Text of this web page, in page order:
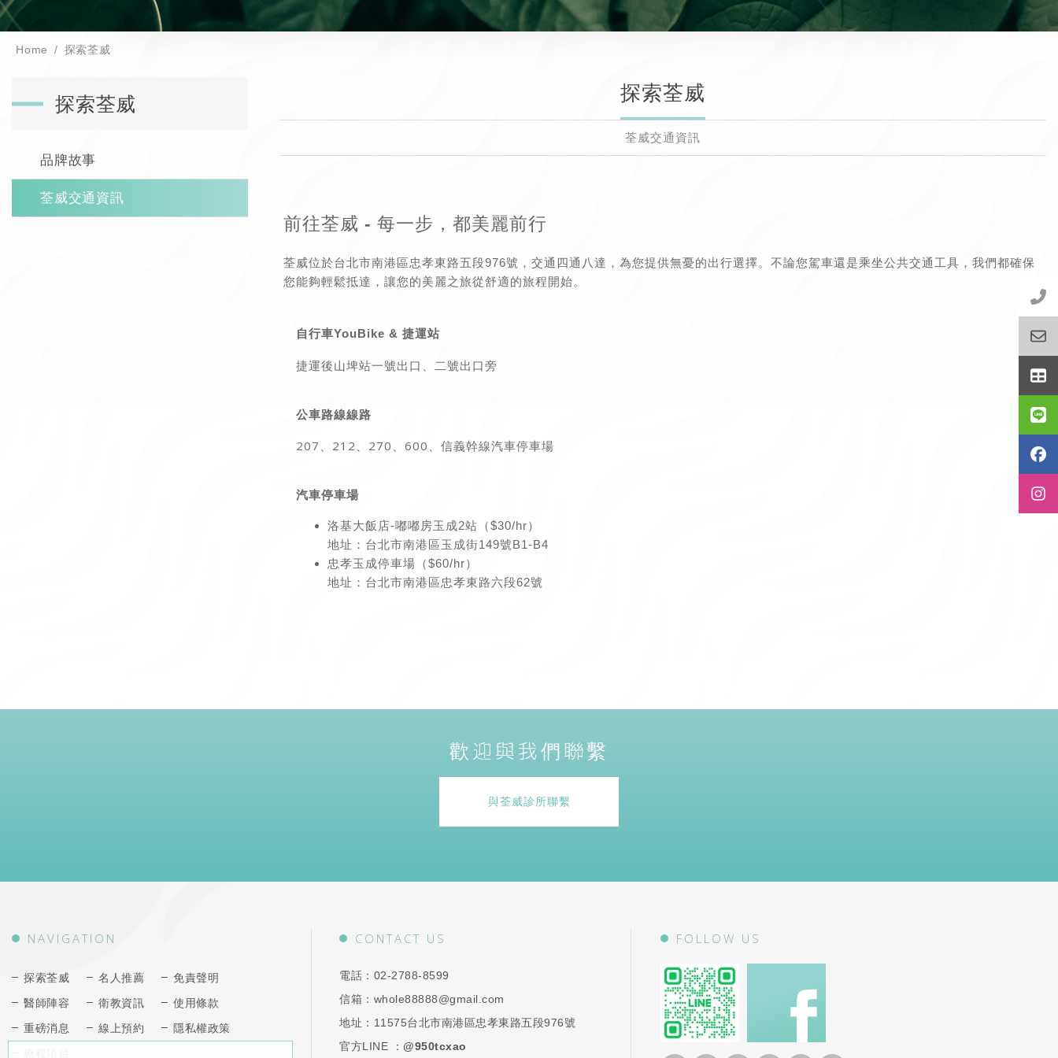
Home 探索荃威
探索荃威
品牌故事
荃威交通資訊
探索荃威
荃威交通資訊
前往荃威 - 每一步，都美麗前行
荃威位於台北市南港區忠孝東路五段976號，交通四通八達，為您提供無憂的出行選擇。不論您駕車還是乘坐公共交通工具，我們都確保
您能夠輕鬆抵達，讓您的美麗之旅從舒適的旅程開始。
自行車YouBike & 捷運站
捷運後山埤站一號出口、二號出口旁
公車路線線路
207、212、270、600、信義幹線汽車停車場
汽車停車場
洛基大飯店-嘟嘟房玉成2站（$30/hr）
地址：台北市南港區玉成街149號B1-B4
忠孝玉成停車場（$60/hr）
地址：台北市南港區忠孝東路六段62號
歡迎與我們聯繫
與荃威診所聯繫
NAVIGATION
探索荃威
醫師陣容
重磅消息
名人推薦
衛教資訊
線上預約
免責聲明
使用條款
隱私權政策
CONTACT US
電話： 02-2788-8599
信箱： whole88888@gmail.com
地址： 11575台北市南港區忠孝東路五段976號
官方LINE ：@950tcxao
FOLLOW US